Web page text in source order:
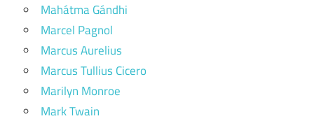
Mahátma Gándhi
Marcel Pagnol
Marcus Aurelius
Marcus Tullius Cicero
Marilyn Monroe
Mark Twain